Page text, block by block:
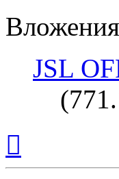
Вложения
JSL
началу